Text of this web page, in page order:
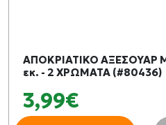
ΑΠΟΚΡΙΑΤΙΚΟ ΑΞΕΣΟΥΑΡ
εκ. - 2 ΧΡΩΜΑΤΑ (#80436)
3,99€